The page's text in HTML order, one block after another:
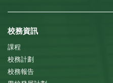
校務資訊
課程
校務計劃
校務報告